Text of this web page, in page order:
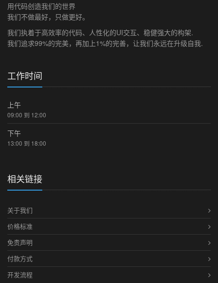
用代码创造我们的世界
我们不做最好，只做更好。
我们执着于高效率的代码、人性化的UI交互、稳健强大的构架.
我们追求99%的完美，再加上1%的完善，让我们永远在升级自我.
工作时间
上午
09:00 到 12:00
下午
13:00 到 18:00
相关链接
关于我们
价格标准
免责声明
付款方式
开发流程